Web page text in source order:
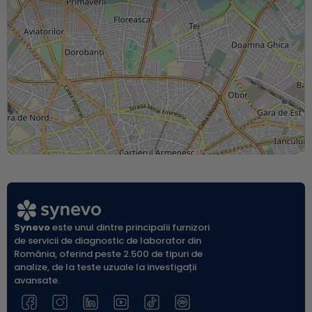
Synevoeste unul dintre principalii furnizori
de servicii de diagnostic de laborator din
România, oferind peste 2.500 de tipuri de
analize, de la teste uzuale la investigații
avansate.